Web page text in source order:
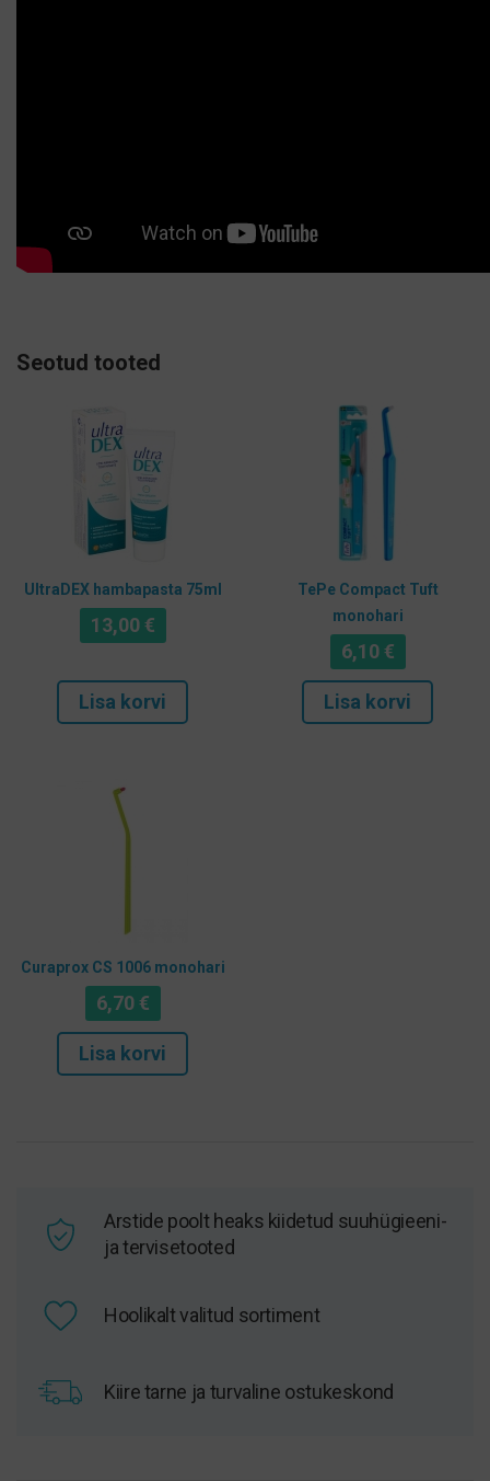
Seotud tooted
UltraDEX hambapasta 75ml
13,00€
Lisa korvi
TePe Compact Tuft
monohari
6,10€
Lisa korvi
Curaprox CS 1006 monohari
6,70€
Lisa korvi
Arstide poolt heaks kiidetud suuhügieeni-
ja tervisetooted
Hoolikalt valitud sortiment
Kiire tarne ja turvaline ostukeskond